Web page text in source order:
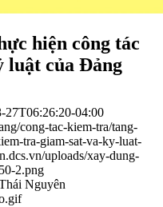
hiện công tác
luật của Đảng
27T06:26:20-04:00
cong-tac-kiem-tra/tang-
tra-giam-sat-va-ky-luat-
uploads/xay-dung-
2.png
Nguyên